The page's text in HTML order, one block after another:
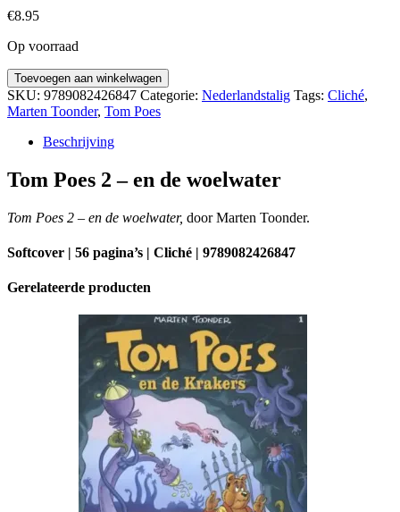
€8.95
Op voorraad
Tom
Poes
2
woelwater
aantal
Toevoegen aan winkelwagen
SKU: 9789082426847 Categorie: Nederlandstalig Tags: Cliché,
Marten Toonder, Tom Poes
Beschrijving
Tom Poes 2 – en de woelwater
Tom Poes 2 – en de woelwater, door Marten Toonder.
Softcover | 56 pagina’s | Cliché | 9789082426847
Gerelateerde producten